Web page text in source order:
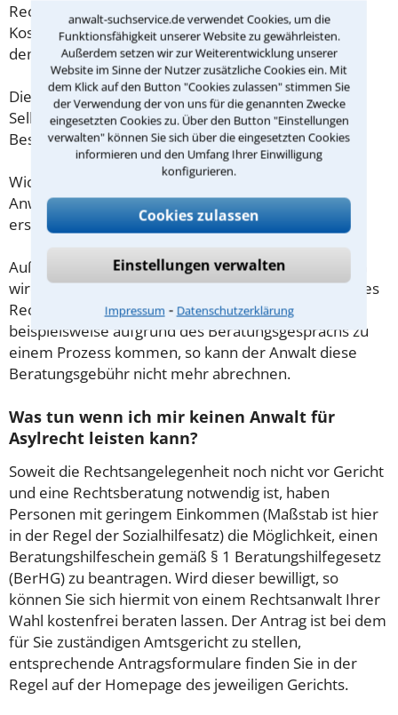
anwalt-suchservice.de verwendet Cookies, um die
Funktionsfähigkeit unserer Website zu gewährleisten.
Außerdem setzen wir zur Weiterentwicklung unserer
Website im Sinne der Nutzer zusätzliche Cookies ein. Mit
dem Klick auf den Button "Cookies zulassen" stimmen Sie
der Verwendung der von uns für die genannten Zwecke
eingesetzten Cookies zu. Über den Button "Einstellungen
verwalten" können Sie sich über die eingesetzten Cookies
informieren und den Umfang Ihrer Einwilligung
konfigurieren.
Cookies zulassen
Einstellungen verwalten
Impressum ⁃ Datenschutzerklärung
Rechtsanwaltsvergütungsgesetz (RVG) geregelt. Die
Kosten für das erste Beratungsgespräch betragen
demnach maximal 190,00 € zzgl. MwSt.
Diese Regelung gilt jedoch nur für Verbraucher. Für
Selbstständige oder Freiberufler gilt diese
Beschränkung nicht.
Wichtig daher: Klären Sie die Kostenfrage mit Ihrem
Anwalt aus Frankfurt am Main schon zu Beginn der
ersten Beratung.
Außerdem gut zu wissen: Gemäß § 34 Absatz 2 RVG
wird die Beratungsgebühr auf weitere Tätigkeiten des
Rechtsanwalts angerechnet. Sollte es also
beispielsweise aufgrund des Beratungsgesprächs zu
einem Prozess kommen, so kann der Anwalt diese
Beratungsgebühr nicht mehr abrechnen.
Was tun wenn ich mir keinen Anwalt für
Asylrecht leisten kann?
Soweit die Rechtsangelegenheit noch nicht vor Gericht
und eine Rechtsberatung notwendig ist, haben
Personen mit geringem Einkommen (Maßstab ist hier
in der Regel der Sozialhilfesatz) die Möglichkeit, einen
Beratungshilfeschein gemäß § 1 Beratungshilfegesetz
(BerHG) zu beantragen. Wird dieser bewilligt, so
können Sie sich hiermit von einem Rechtsanwalt Ihrer
Wahl kostenfrei beraten lassen. Der Antrag ist bei dem
für Sie zuständigen Amtsgericht zu stellen,
entsprechende Antragsformulare finden Sie in der
Regel auf der Homepage des jeweiligen Gerichts.